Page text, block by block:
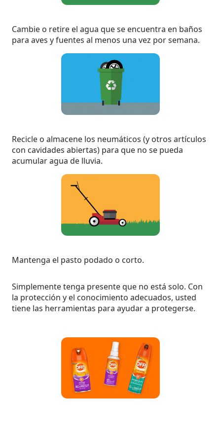
Cambie o retire el agua que se encuentra en baños
para aves y fuentes al menos una vez por semana.
Recicle o almacene los neumáticos (y otros artículos
con cavidades abiertas) para que no se pueda
acumular agua de lluvia.
Mantenga el pasto podado o corto.
Simplemente tenga presente que no está solo. Con
la protección y el conocimiento adecuados, usted
tiene las herramientas para ayudar a protegerse.